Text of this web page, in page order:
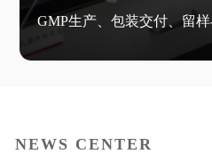
NEWS CENTER
GMP生产、包装交付、留